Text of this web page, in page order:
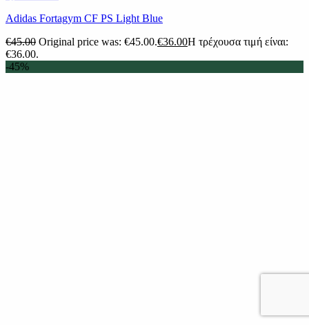
Adidas Fortagym CF PS Light Blue
€45.00 Original price was: €45.00.€36.00Η τρέχουσα τιμή είναι:
€36.00.
-45%